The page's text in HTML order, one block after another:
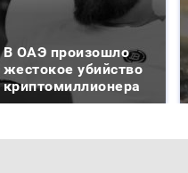
В ОАЭ произошло
жестокое убийство
криптомиллионера